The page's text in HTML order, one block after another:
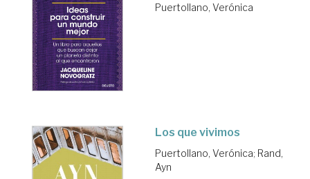
Puertollano, Verónica
Los que vivimos
Puertollano, Verónica; Rand,
Ayn